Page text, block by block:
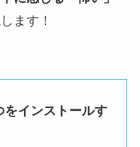
ます！
をインストールす